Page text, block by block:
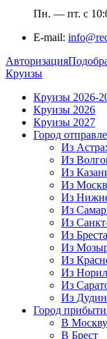
Пн. — пт. с
E-mail:
Авторизация
Круизы
Круизы 2026-
Круизы 2026
Круизы 2027
Город
Из
Из
Из
Из
Из
Из
Из
Из Бреста
Из
Из
Из
Из
Из
Город
В Москву
В Брест